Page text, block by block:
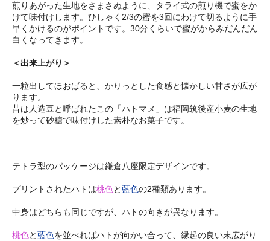
煎りあがった生地をさまさぬように、タライ式の煎り機で蜜をか
けて味付けします。ひしゃく2/3の蜜を3回にわけて切るように手
早くかけるのがポイントです。30分くらいで蜜がからみだんだん
白くなってきます。
＜出来上がり＞
一粒出してほおばると、かりっとした食感と懐かしい甘さが広が
ります。
昔は人造豆と呼ばれたこの「ハトマメ」は福岡筑後産小麦の生地
を炒って砂糖で味付けした素朴なお菓子です。
テトラ型のパッケージは鎌倉八座限定デザインです。
プリントされたハトは桃色と藍色の2種類あります。
中身はどちらも同じですが、ハトの向きが異なります。
桃色と藍色を並べればハトが向かい合って、縁起の良い末広がり